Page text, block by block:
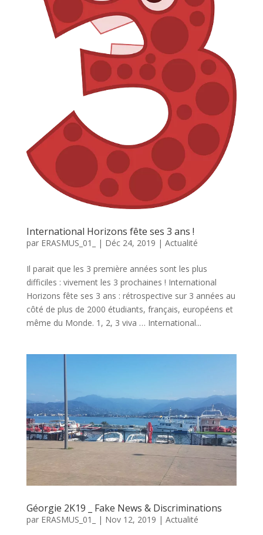
International Horizons fête ses 3 ans !
par ERASMUS_01_ | Déc 24, 2019 | Actualité
Il parait que les 3 première années sont les plus
difficiles : vivement les 3 prochaines ! International
Horizons fête ses 3 ans : rétrospective sur 3 années au
côté de plus de 2000 étudiants, français, européens et
même du Monde. 1, 2, 3 viva … International...
Géorgie 2K19 _ Fake News & Discriminations
par ERASMUS_01_ | Nov 12, 2019 | Actualité